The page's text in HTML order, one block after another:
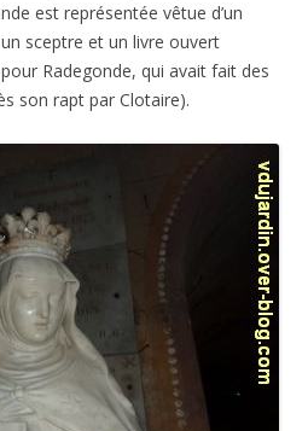
est représentée vêtue d’un
sceptre et un livre ouvert
Radegonde, qui avait fait des
son rapt par Clotaire).